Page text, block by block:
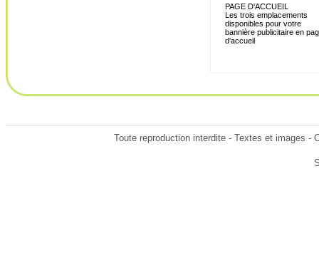
PAGE D'ACCUEIL
Les trois emplacements
disponibles pour votre
bannière publicitaire en
d'accueil
Toute reproduction interdite - Textes et images -